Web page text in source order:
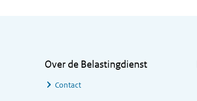
Over de Belastingdienst
Contact